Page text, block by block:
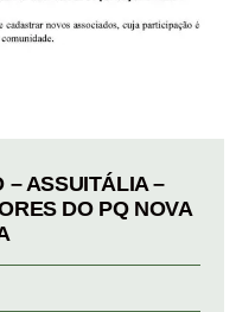
– ASSUITÁLIA –
DO PQ NOVA